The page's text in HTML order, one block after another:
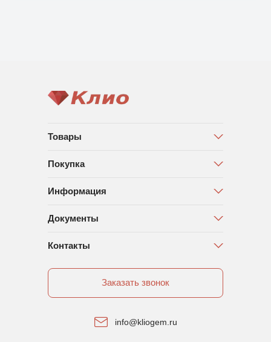
Товары
Покупка
Информация
Документы
Контакты
Заказать звонок
info@kliogem.ru